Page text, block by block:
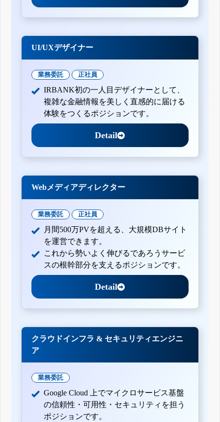
UI/UXデザイナー
業務委託 正社員
IRBANK初の一人目デザイナーとして、
複雑な金融情報を美しく直感的に届ける
体験をつくるポジションです。
Detail
Webメディアディレクター
業務委託 正社員
月間500万PVを超える、大規模DBサイト
を運営できます。
これから勢いよく伸びるであろうサービ
スの根幹部分を支えるポジションです。
Detail
クラウドインフラ & セキュリティエンジニ
ア
業務委託
Google Cloud 上でマイクロサービス基盤
の信頼性・可用性・セキュリティを担う
ポジションです。